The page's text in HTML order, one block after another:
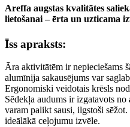
Areffa augstas kvalitātes
lietošanai – ērta un uzticama
Īss apraksts:
Āra aktivitātēm ir nepieciešams
alumīnija sakausējums var
Ergonomiski veidotais krēsls
Sēdekļa audums ir izgatavots
varam palikt sausi, ilgstoši
ideālākā ceļojumu izvēle.